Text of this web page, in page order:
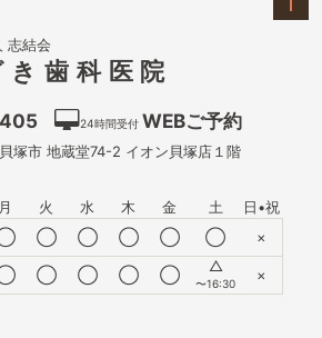
志結会
き歯科医院
24時間受付 WEBご予約
貝塚市 地蔵堂74-2 イオン貝塚店１階
月 火 水 木 金 土 日•祝
◯ ◯ ◯ ◯ ◯ ×
◯ ◯ ◯ ◯ △
〜16:30
×